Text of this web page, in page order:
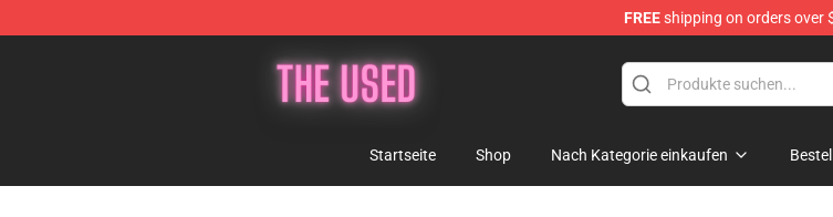
FREEshipping on orders over
Startseite Shop Nach Kategorie einkaufen